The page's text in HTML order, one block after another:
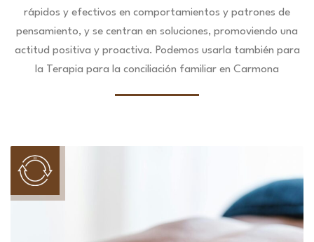
rápidos y efectivos en comportamientos y patrones de
pensamiento, y se centran en soluciones, promoviendo una
actitud positiva y proactiva. Podemos usarla también para
la Terapia para la conciliación familiar en Carmona